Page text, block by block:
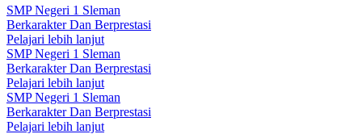
SMP Negeri 1 Sleman
Berkarakter Dan Berprestasi
Pelajari lebih lanjut
SMP Negeri 1 Sleman
Berkarakter Dan Berprestasi
Pelajari lebih lanjut
SMP Negeri 1 Sleman
Berkarakter Dan Berprestasi
Pelajari lebih lanjut